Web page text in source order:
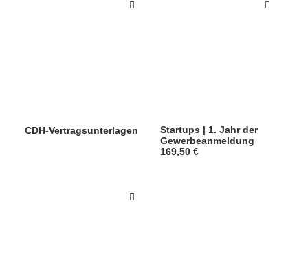
CDH-Vertragsunterlagen
Startups | 1. Jahr der
Gewerbeanmeldung
169,50 €